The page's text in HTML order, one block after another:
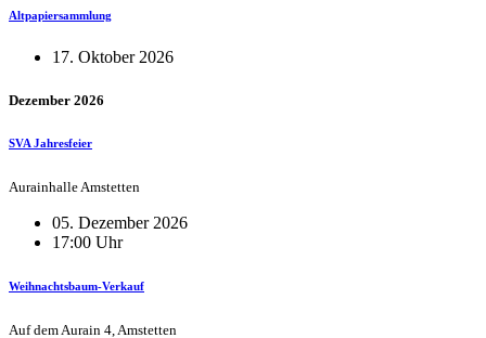
Altpapiersammlung
17. Oktober 2026
Dezember 2026
SVA Jahresfeier
Aurainhalle Amstetten
05. Dezember 2026
17:00 Uhr
Weihnachtsbaum-Verkauf
Auf dem Aurain 4, Amstetten